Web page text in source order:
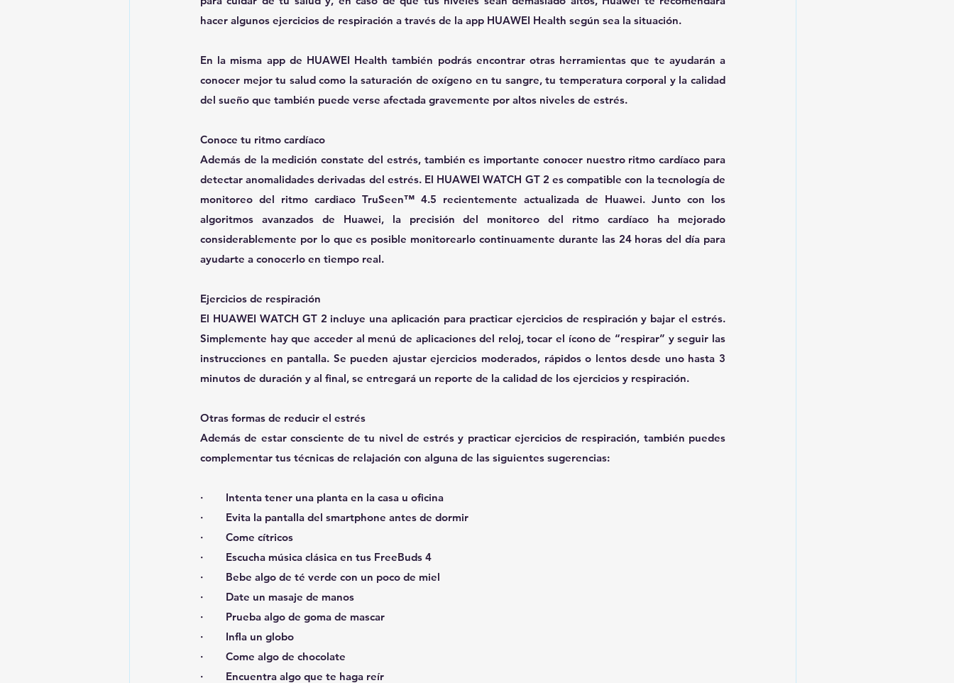
hacer algunos ejercicios de respiración a través de la app HUAWEI Health según sea la situación.
En la misma app de HUAWEI Health también podrás encontrar otras herramientas que te ayudarán a
conocer mejor tu salud como la saturación de oxígeno en tu sangre, tu temperatura corporal y la calidad
del sueño que también puede verse afectada gravemente por altos niveles de estrés.
Conoce tu ritmo cardíaco
Además de la medición constate del estrés, también es importante conocer nuestro ritmo cardíaco para
detectar anomalidades derivadas del estrés. El HUAWEI WATCH GT 2 es compatible con la tecnología de
monitoreo del ritmo cardiaco TruSeen™ 4.5 recientemente actualizada de Huawei. Junto con los
algoritmos avanzados de Huawei, la precisión del monitoreo del ritmo cardíaco ha mejorado
considerablemente por lo que es posible monitorearlo continuamente durante las 24 horas del día para
ayudarte a conocerlo en tiempo real.
Ejercicios de respiración
El HUAWEI WATCH GT 2 incluye una aplicación para practicar ejercicios de respiración y bajar el estrés.
Simplemente hay que acceder al menú de aplicaciones del reloj, tocar el ícono de “respirar” y seguir las
instrucciones en pantalla. Se pueden ajustar ejercicios moderados, rápidos o lentos desde uno hasta 3
minutos de duración y al final, se entregará un reporte de la calidad de los ejercicios y respiración.
Otras formas de reducir el estrés
Además de estar consciente de tu nivel de estrés y practicar ejercicios de respiración, también puedes
complementar tus técnicas de relajación con alguna de las siguientes sugerencias:
·        Intenta tener una planta en la casa u oficina
·        Evita la pantalla del smartphone antes de dormir
·        Come cítricos
·        Escucha música clásica en tus FreeBuds 4
·        Bebe algo de té verde con un poco de miel
·        Date un masaje de manos
·        Prueba algo de goma de mascar
·        Infla un globo
·        Come algo de chocolate
·        Encuentra algo que te haga reír